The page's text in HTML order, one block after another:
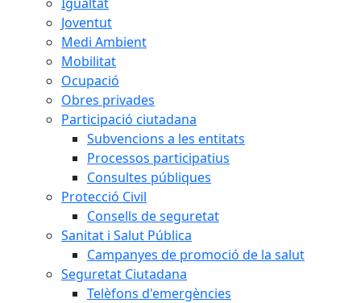
Joventut
Medi Ambient
Mobilitat
Ocupació
Obres privades
Participació ciutadana
Subvencions a les entitats
Processos participatius
Consultes públiques
Protecció Civil
Consells de seguretat
Sanitat i Salut Pública
Campanyes de promoció de la salut
Seguretat Ciutadana
Telèfons d'emergències